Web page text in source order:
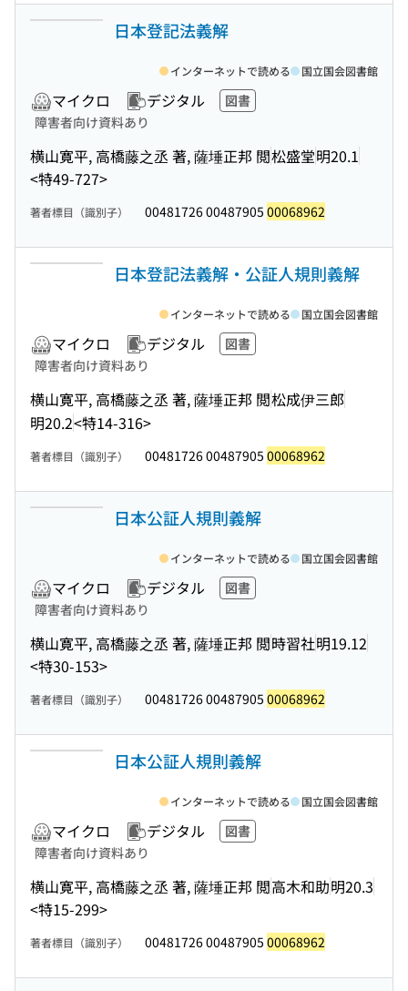
日本登記法義解
マイクロ デジタル
図書
障害者向け資料あり
横山寛平, 高橋藤之丞 著, 薩埵正邦 閲松盛堂明20.1
<特49-727>
インターネットで読める 国立国会図書館
著者標目（識別子） 00481726 00487905 00068962
日本登記法義解・公証人規則義解
マイクロ デジタル
図書
障害者向け資料あり
横山寛平, 高橋藤之丞 著, 薩埵正邦 閲松成伊三郎
明20.2<特14-316>
インターネットで読める 国立国会図書館
著者標目（識別子） 00481726 00487905 00068962
日本公証人規則義解
マイクロ デジタル
図書
障害者向け資料あり
横山寛平, 高橋藤之丞 著, 薩埵正邦 閲時習社明19.12
<特30-153>
インターネットで読める 国立国会図書館
著者標目（識別子） 00481726 00487905 00068962
日本公証人規則義解
マイクロ デジタル
図書
障害者向け資料あり
横山寛平, 高橋藤之丞 著, 薩埵正邦 閲高木和助明20.3
<特15-299>
インターネットで読める 国立国会図書館
著者標目（識別子） 00481726 00487905 00068962